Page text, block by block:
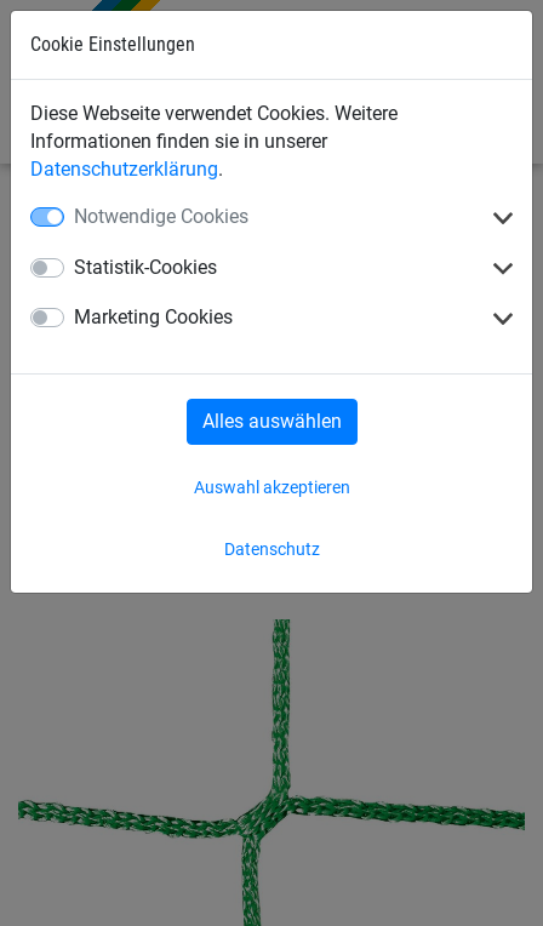
Cookie Einstellungen
Diese Webseite verwendet Cookies. Weitere
Informationen finden sie in unserer
Datenschutzerklärung.
Notwendige Cookies
Statistik-Cookies
Marketing Cookies
Datenschutz
Auswahl akzeptieren
Alles auswählen
Industrienetze Abdecknetze und -planen Abdecknetze
Abdecknetz aus PP, ca. 2,3
mm stark, Maschenweite 45
mm